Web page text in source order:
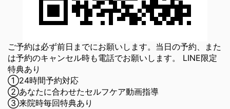
ご予約は必ず前日までにお願いします。当日の予約、また
は予約のキャンセル時も電話でお願いします。 LINE限定
特典あり
①24時間予約対応
②あなたに合わせたセルフケア動画指導
③来院時毎回特典あり